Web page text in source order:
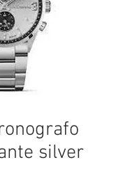
silver